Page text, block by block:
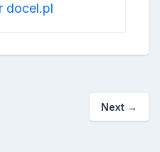
docel.pl
Next →